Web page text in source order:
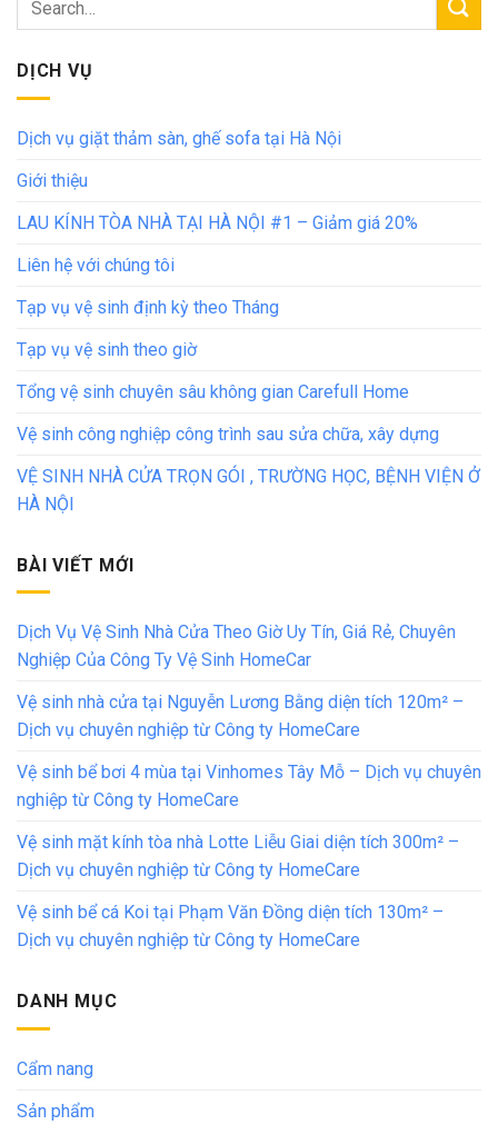
DỊCH VỤ
Dịch vụ giặt thảm sàn, ghế sofa tại Hà Nội
Giới thiệu
LAU KÍNH TÒA NHÀ TẠI HÀ NỘI #1 – Giảm giá 20%
Liên hệ với chúng tôi
Tạp vụ vệ sinh định kỳ theo Tháng
Tạp vụ vệ sinh theo giờ
Tổng vệ sinh chuyên sâu không gian Carefull Home
Vệ sinh công nghiệp công trình sau sửa chữa, xây dựng
VỆ SINH NHÀ CỬA TRỌN GÓI , TRƯỜNG HỌC, BỆNH VIỆN Ở
HÀ NỘI
BÀI VIẾT MỚI
Dịch Vụ Vệ Sinh Nhà Cửa Theo Giờ Uy Tín, Giá Rẻ, Chuyên
Nghiệp Của Công Ty Vệ Sinh HomeCar
Vệ sinh nhà cửa tại Nguyễn Lương Bằng diện tích 120m² –
Dịch vụ chuyên nghiệp từ Công ty HomeCare
Vệ sinh bể bơi 4 mùa tại Vinhomes Tây Mỗ – Dịch vụ chuyên
nghiệp từ Công ty HomeCare
Vệ sinh mặt kính tòa nhà Lotte Liễu Giai diện tích 300m² –
Dịch vụ chuyên nghiệp từ Công ty HomeCare
Vệ sinh bể cá Koi tại Phạm Văn Đồng diện tích 130m² –
Dịch vụ chuyên nghiệp từ Công ty HomeCare
DANH MỤC
Cẩm nang
Sản phẩm